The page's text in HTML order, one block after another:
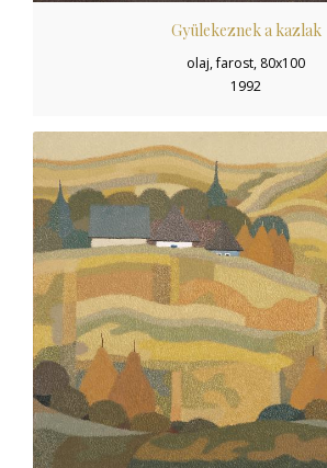
Gyülekeznek a kazlak
olaj, farost, 80x100
1992